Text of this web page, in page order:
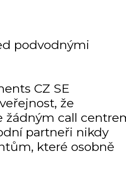
podvodnými
CZ SE
že
žádným call
partneři nikdy
které osobně